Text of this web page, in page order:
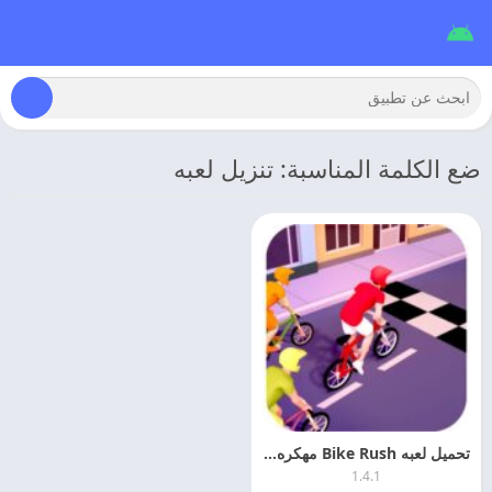
ضع الكلمة المناسبة: تنزيل لعبه
تحميل لعبه Bike Rush مهكره 2026 اخر اصدار
1.4.1